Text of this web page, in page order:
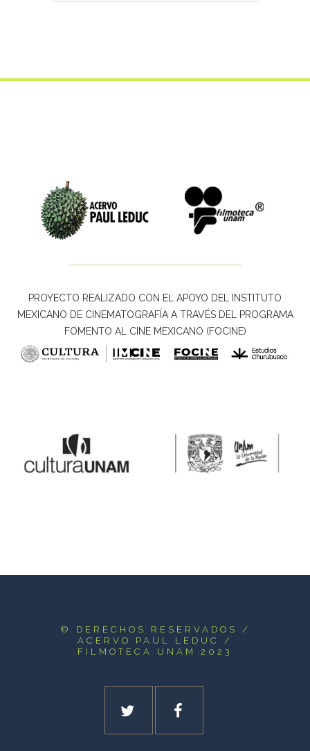
PROYECTO REALIZADO CON EL APOYO DEL INSTITUTO
MEXICANO DE CINEMATOGRAFÍA A TRAVÉS DEL PROGRAMA
FOMENTO AL CINE MEXICANO (FOCINE)
© DERECHOS RESERVADOS
/
ACERVO PAUL LEDUC /
FILMOTECA UNAM 2023